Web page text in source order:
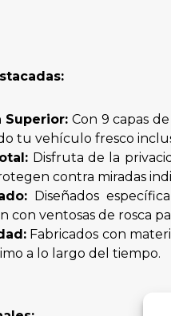
Superior: Con 9 capas
tu vehículo fresco
Disfruta de la
contra miradas
Diseñados
con ventosas de rosca
Fabricados con
a lo largo del tiempo.